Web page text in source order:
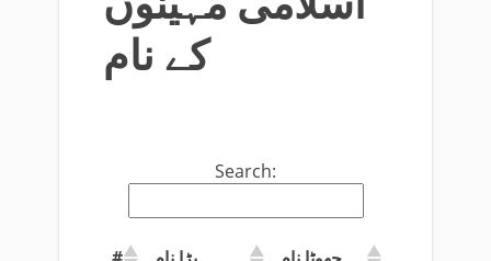
کے نام
Search: